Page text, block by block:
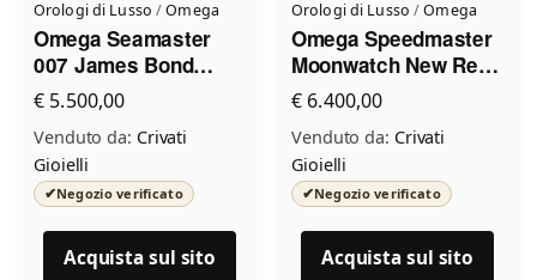
Orologi di Lusso /Omega
Omega Seamaster
007 James Bond
Limited Edition
€ 5.500,00
Venduto da: Crivati
Gioielli
✔Negozio verificato
Acquista sul sito
Orologi di Lusso /Omega
Omega Speedmaster
Moonwatch New Ref
31030425001001
€ 6.400,00
Venduto da: Crivati
Gioielli
✔Negozio verificato
Acquista sul sito
Accetto l’informativa privacy
Minimo 20 caratteri Invia messaggio